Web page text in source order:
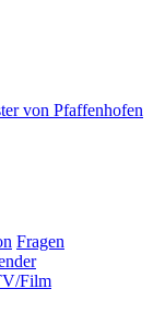
von Pfaffenhofen
Fragen
Film